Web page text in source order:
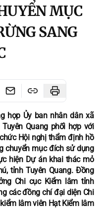
MỤC
SANG
họp Ủy ban nhân dân xã
Quang phối hợp với
Hội nghị thẩm định hồ
chuyển mục đích sử dụng
hiện Dự án khai thác mỏ
tỉnh Tuyên Quang. Đồng
Chi cục Kiểm lâm tỉnh
các đồng chí đại diện Chi
lâm viên Hạt Kiểm lâm